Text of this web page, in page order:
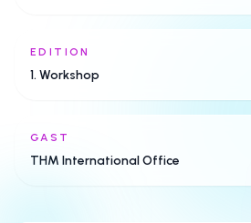
EDITION
1. Workshop
GAST
THM International Office
positive Vibes
Atmosphäre, die dieser